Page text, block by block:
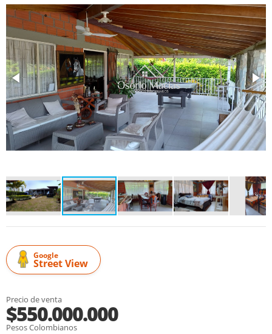
Google
Street View
Precio de venta
$550.000.000
Pesos Colombianos